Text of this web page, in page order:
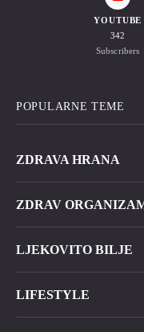
YOUTUBE
342
Subscribers
POPULARNE TEME
ZDRAVA HRANA
ZDRAV
LJEKOVITO BILJE
LIFESTYLE